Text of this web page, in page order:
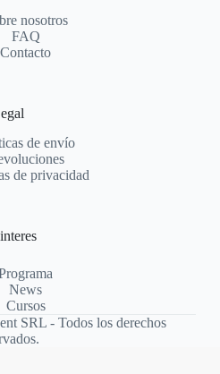
nosotros
FAQ
Contacto
de envío
de privacidad
News
Cursos
SRL - Todos los derechos